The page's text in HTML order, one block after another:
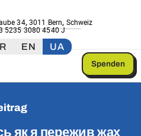
34,3011 Bern, Schweiz
5235 3080 4540 J
EN UA
Spenden
як я пережив жах